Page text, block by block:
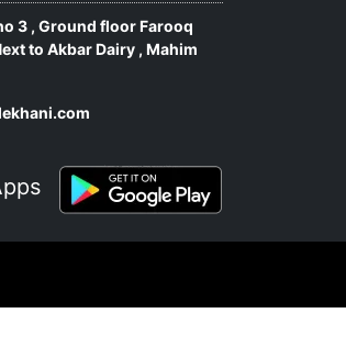
3 , Ground floor Farooq
to Akbar Dairy , Mahim